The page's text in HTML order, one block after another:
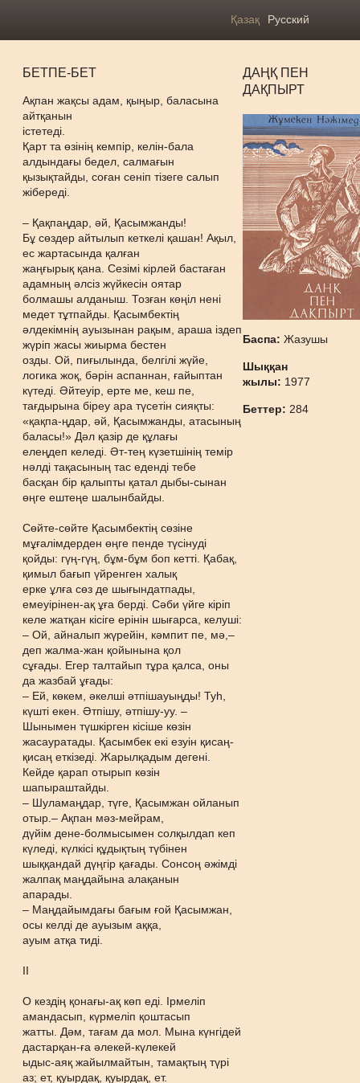
Қазақ Русский
БЕТПЕ-БЕТ
Ақпан жақсы адам, қыңыр, баласына
айтқанын
істетеді.
Қарт та өзінің кемпір, келін-бала
алдындағы бедел, салмағын
қызықтайды, соған сеніп тізеге салып
жібереді.
– Қақпаңдар, әй, Қасымжанды!
Бұ сөздер айтылып кеткелі қашан! Ақыл,
ес жартасында қалған
жаңғырық қана. Сезімі кірлей бастаған
адамның әлсіз жүйкесін оятар
болмашы алданыш. Тозған көңіл нені
медет тұтпайды. Қасымбектің
әлдекімнің ауызынан рақым, араша іздеп
жүріп жасы жиырма бестен
озды. Ой, пиғылында, белгілі жүйе,
логика жоқ, бәрін аспаннан, ғайыптан
күтеді. Әйтеуір, ерте ме, кеш пе,
тағдырына біреу ара түсетін сияқты:
«қақпа-ңдар, әй, Қасымжанды, атасының
баласы!» Дәл қазір де құлағы
елеңдеп келеді. Әт-тең күзетшінің темір
нәлді тақасының тас еденді тебе
басқан бір қалыпты қатал дыбы-сынан
өңге ештеңе шалынбайды.
Сөйте-сөйте Қасымбектің сөзіне
мұғалімдерден өңге пенде түсінуді
қойды: гүң-гүң, бұм-бұм боп кетті. Қабақ,
қимыл бағып үйренген халық
ерке ұлға сөз де шығындатпады,
емеуірінен-ақ ұға берді. Сәби үйге кіріп
келе жатқан кісіге ерінін шығарса, келуші:
– Ой, айналып жүрейін, кәмпит пе, мә,–
деп жалма-жан қойынына қол
сұғады. Егер талтайып тұра қалса, оны
да жазбай ұғады:
– Ей, көкем, әкелші әтпішауыңды! Туһ,
күшті екен. Әтпішу, әтпішу-уу. –
Шынымен түшкірген кісіше көзін
жасауратады. Қасымбек екі езуін қисаң-
қисаң еткізеді. Жарылқадым дегені.
Кейде қарап отырып көзін
шапыраштайды.
– Шуламаңдар, түге, Қасымжан ойланып
отыр.– Ақпан мәз-мейрам,
дүйім дене-болмысымен солқылдап кеп
күледі, күлкісі құдықтың түбінен
шыққандай дүңгір қағады. Сонсоң әжімді
жалпақ маңдайына алақанын
апарады.
– Маңдайымдағы бағым ғой Қасымжан,
осы келді де ауызым аққа,
ауым атқа тиді.
ІІ
О кездің қонағы-ақ көп еді. Ірмеліп
амандасып, күрмеліп қоштасып
жатты. Дәм, тағам да мол. Мына күнгідей
дастарқан-ға әлекей-күлекей
ыдыс-аяқ жайылмайтын, тамақтың түрі
аз; ет, қуырдақ, қуырдақ, ет.
ДАҢҚ ПЕН
ДАҚПЫРТ
Баспа:Жазушы
Шыққан
жылы: 1977
Беттер: 284